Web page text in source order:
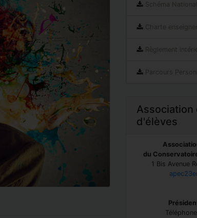
Schéma
Charte
Règlement
Parcours
Association
d'élèves
du
1 Bis Avenue